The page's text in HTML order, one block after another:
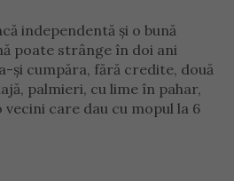
independentă și o bună
poate strânge în doi ani
și cumpăra, fără credite, două
palmieri, cu lime în pahar,
care dau cu mopul la 6